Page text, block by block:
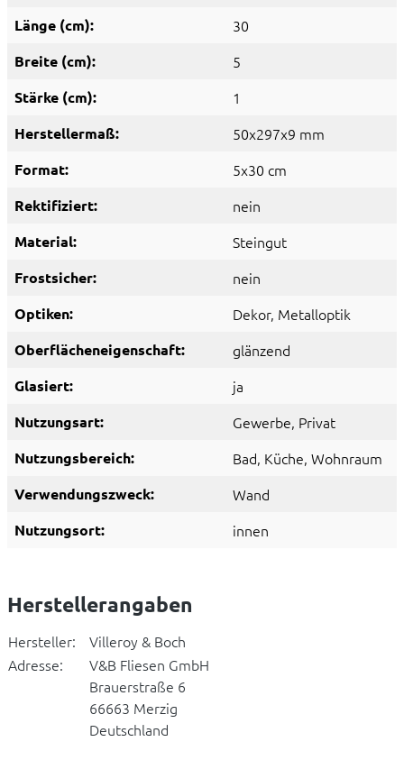
Länge (cm): 30
Breite (cm): 5
Stärke (cm): 1
Herstellermaß: 50x297x9 mm
Format: 5x30 cm
Rektifiziert: nein
Material: Steingut
Frostsicher: nein
Optiken: Dekor, Metalloptik
Oberflächeneigenschaft: glänzend
Glasiert: ja
Nutzungsart: Gewerbe, Privat
Nutzungsbereich: Bad, Küche, Wohnraum
Verwendungszweck: Wand
Nutzungsort: innen
Herstellerangaben
Hersteller:
Villeroy & Boch
Adresse:
V&B Fliesen GmbH
Brauerstraße 6
66663 Merzig
Deutschland